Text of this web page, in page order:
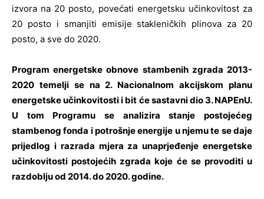
izvora na 20 po­sto, povećati energetsku učinkovitost za
20 posto i smanjiti emisije stakleničkih plinova za 20
posto, a sve do 2020.
Program energetske obnove stambenih zgrada 2013-
2020 temelji se na 2. Nacionalnom akcijskom planu
energetske učinkovitosti i bit će sastavni dio 3. NAPEnU.
U tom Programu se analizira stanje postojećeg
stambenog fonda i potrošnje energije u njemu te se daje
prijedlog i razrada mjera za unaprjeđenje energet­ske
učinkovitosti postojećih zgrada koje će se provoditi u
razdoblju od 2014. do 2020. godine.